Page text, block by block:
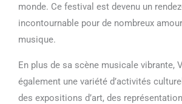
monde. Ce festival est devenu un
incontournable pour de nombreux
musique.
En plus de sa scène musicale vibrante,
également une variété d’activités
des expositions d’art, des